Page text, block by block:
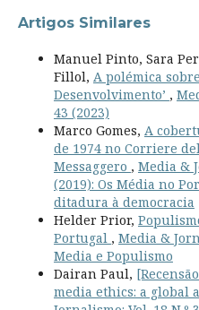
Artigos Similares
Manuel Pinto, Sara
Fillol, A polémica
Desenvolvimento’ ,
43 (2023)
Marco Gomes, A
de 1974 no Corriere
Messaggero , Media &
(2019): Os Média no
ditadura à democracia
Helder Prior,
Portugal , Media &
Media e Populismo
Dairan Paul,
media ethics: a global